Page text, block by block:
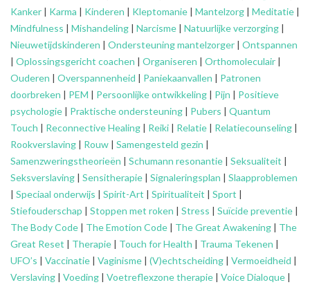
Kanker | Karma | Kinderen | Kleptomanie | Mantelzorg | Meditatie |
Mindfulness | Mishandeling | Narcisme | Natuurlijke verzorging |
Nieuwetijdskinderen | Ondersteuningmantelzorger | Ontspannen
| Oplossingsgericht coachen | Organiseren | Orthomoleculair |
Ouderen | Overspannenheid | Paniekaanvallen | Patronen
doorbreken | PEM | Persoonlijke ontwikkeling | Pijn | Positieve
psychologie | Praktische ondersteuning | Pubers | Quantum
Touch | Reconnective Healing | Reiki | Relatie | Relatiecounseling |
Rookverslaving | Rouw | Samengesteld gezin |
Samenzweringstheorieën | Schumann resonantie | Seksualiteit |
Seksverslaving | Sensitherapie | Signaleringsplan | Slaapproblemen
| Speciaal onderwijs | Spirit-Art | Spiritualiteit | Sport |
Stiefouderschap | Stoppen met roken | Stress | Suïcide preventie |
The Body Code | The Emotion Code | The Great Awakening | The
Great Reset | Therapie | Touch for Health | Trauma Tekenen |
UFO’s | Vaccinatie | Vaginisme | (V)echtscheiding | Vermoeidheid |
Verslaving | Voeding | Voetreflexzone therapie | Voice Dialoque |